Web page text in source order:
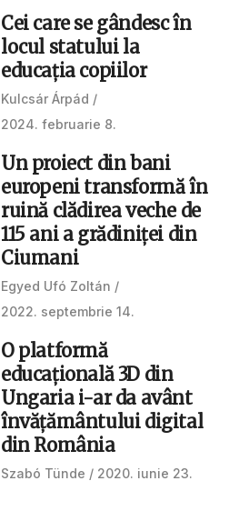
Cei care se gândesc în
locul statului la
educația copiilor
Kulcsár Árpád
2024. februarie 8.
Un proiect din bani
europeni transformă în
ruină clădirea veche de
115 ani a grădiniței din
Ciumani
Egyed Ufó Zoltán
2022. septembrie 14.
O platformă
educațională 3D din
Ungaria i-ar da avânt
învățământului digital
din România
Szabó Tünde 2020. iunie 23.